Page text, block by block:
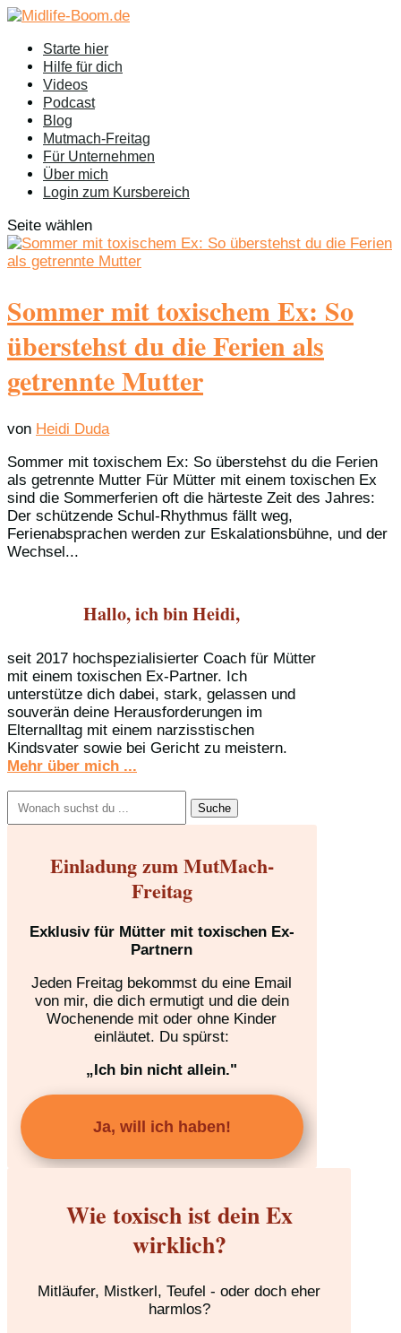
Starte hier
Hilfe für dich
Videos
Podcast
Blog
Mutmach-Freitag
Für Unternehmen
Über mich
Login zum Kursbereich
Seite wählen
Sommer mit toxischem Ex: So
überstehst du die Ferien als
getrennte Mutter
von Heidi Duda
Sommer mit toxischem Ex: So überstehst du die Ferien
als getrennte Mutter Für Mütter mit einem toxischen Ex
sind die Sommerferien oft die härteste Zeit des Jahres:
Der schützende Schul-Rhythmus fällt weg,
Ferienabsprachen werden zur Eskalationsbühne, und der
Wechsel...
Hallo, ich bin Heidi,
seit 2017 hochspezialisierter Coach für Mütter
mit einem toxischen Ex-Partner. Ich
unterstütze dich dabei, stark, gelassen und
souverän deine Herausforderungen im
Elternalltag mit einem narzisstischen
Kindsvater sowie bei Gericht zu meistern.
Mehr über mich ...
nach:
Einladung zum MutMach-
Freitag
Exklusiv für Mütter mit toxischen Ex-
Partnern
Jeden Freitag bekommst du eine Email
von mir, die dich ermutigt und die dein
Wochenende mit oder ohne Kinder
einläutet. Du spürst:
„Ich bin nicht allein."
Ja, will ich haben!
Wie toxisch ist dein Ex
wirklich?
Mitläufer, Mistkerl, Teufel - oder doch eher
harmlos?